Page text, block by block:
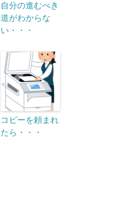
自分の進むべき
道がわからな
い・・・
コピーを頼まれ
たら・・・